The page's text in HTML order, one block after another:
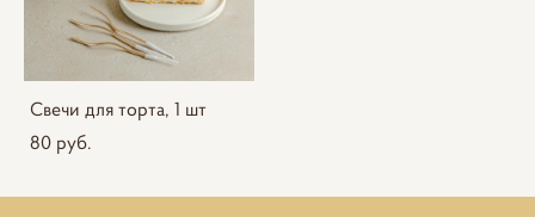
Свечи для торта, 1 шт
80 pуб.